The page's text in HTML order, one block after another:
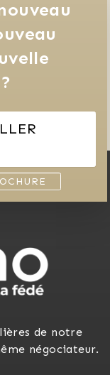
de notre
négociateur.